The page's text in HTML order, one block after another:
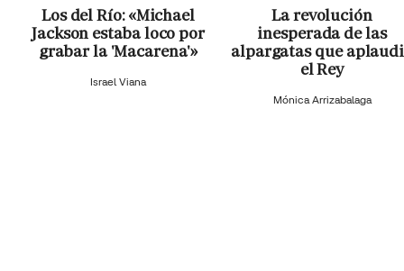
Los del Río: «Michael
Jackson estaba loco por
grabar la 'Macarena'»
Israel Viana
La revolución
inesperada de las
alpargatas que
el Rey
Mónica Arrizabalaga